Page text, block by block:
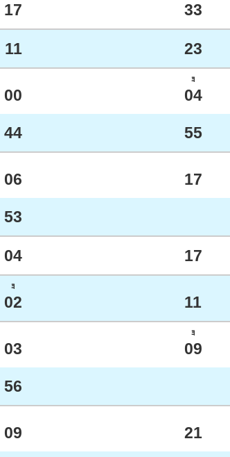
17 33
11 23
00
ﾖ
04
44 55
06 17
53
04 17
ﾖ
02 11
03
ﾖ
09
56
09 21